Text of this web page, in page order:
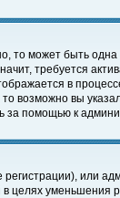
то может быть
требуется
в
возможно вы
за помощью к
или
целях уменьшения